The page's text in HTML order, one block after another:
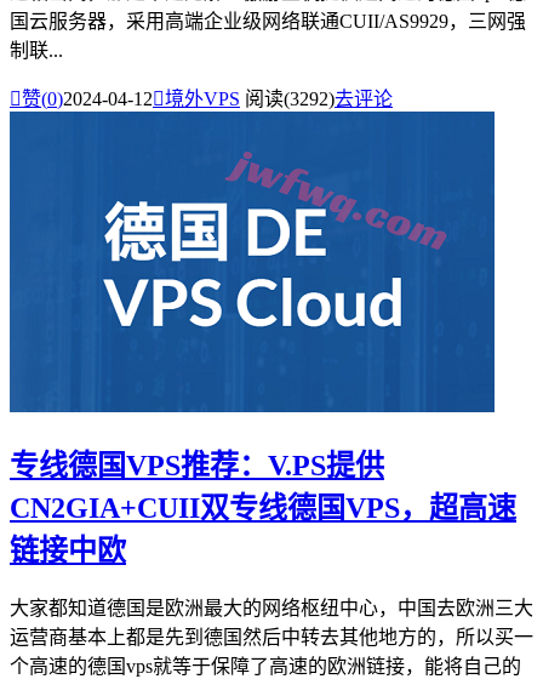
国云服务器，采用高端企业级网络联通CUII/AS9929，三网强
制联...
赞(0)2024-04-12境外VPS 阅读(3292)去评论
专线德国VPS推荐：V.PS提供
CN2GIA+CUII双专线德国VPS，超高速
链接中欧
大家都知道德国是欧洲最大的网络枢纽中心，中国去欧洲三大
运营商基本上都是先到德国然后中转去其他地方的，所以买一
个高速的德国vps就等于保障了高速的欧洲链接，能将自己的